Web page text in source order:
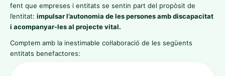
fent que empreses i entitats se sentin part del propòsit de
l’entitat: impulsar l’autonomia de les persones amb discapacitat
i acompanyar-les al projecte vital.
Comptem amb la inestimable col·laboració de les següents
entitats benefactores: